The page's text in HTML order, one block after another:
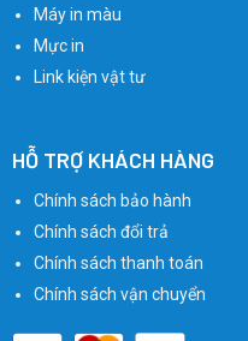
Máy in màu
Mực in
Link kiện vật tư
HỖ TRỢ KHÁCH HÀNG
Chính sách bảo hành
Chính sách đổi trả
Chính sách thanh toán
Chính sách vận chuyển